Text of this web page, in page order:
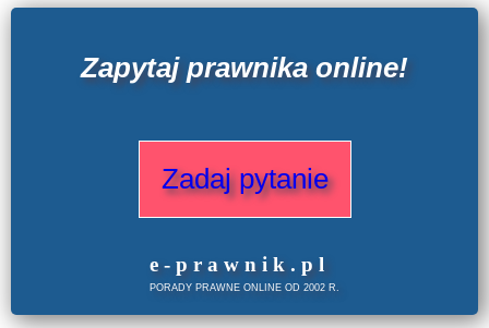
Zapytaj prawnika online!
Zadaj pytanie
e -prawnik . pl
PORADY PRAWNE ONLINE OD 2002 R.